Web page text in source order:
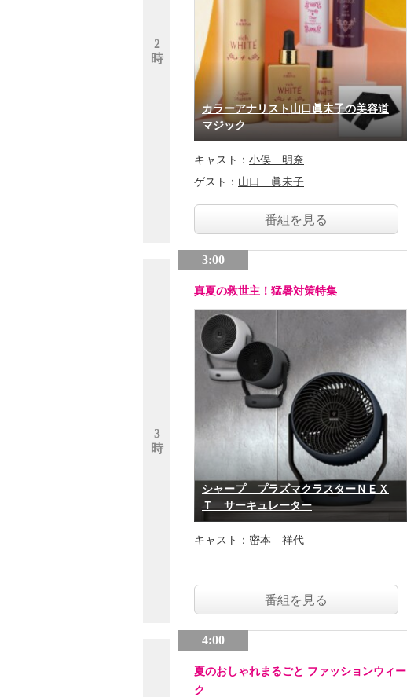
2
時
3
時
カラーアナリスト山口眞未子の美容道
マジック
キャスト： 小俣 明奈
ゲスト： 山口 眞未子
番組を見る
3:00
真夏の救世主！猛暑対策特集
シャープ プラズマクラスターＮＥＸ
Ｔ サーキュレーター
キャスト： 密本 祥代
番組を見る
4:00
夏のおしゃれまるごと ファッションウィー
ク